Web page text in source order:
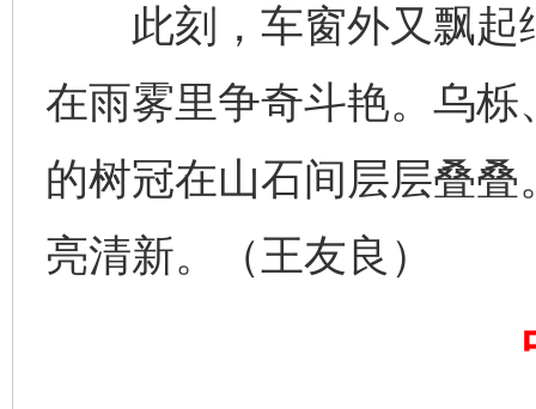
此刻，车窗外又飘起
在雨雾里争奇斗艳。乌
的树冠在山石间层层叠
亮清新。（王友良）
完善运行机制助力责任有效落实 一纸欠